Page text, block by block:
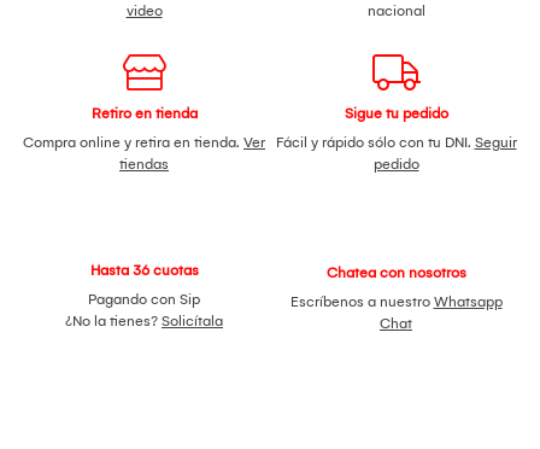
video
nacional
Retiro en tienda
Compra online y retira en tienda. Ver
tiendas
Sigue tu pedido
Fácil y rápido sólo con tu DNI. Seguir
pedido
Hasta 36 cuotas
Pagando con Sip
¿No la tienes? Solicítala
Chatea con nosotros
Escríbenos a nuestro Whatsapp
Chat